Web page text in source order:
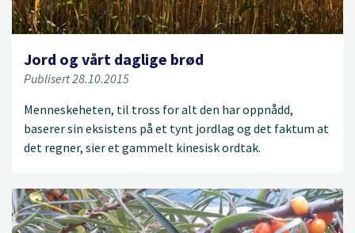
Jord og vårt daglige brød
Publisert 28.10.2015
Menneskeheten, til tross for alt den har oppnådd,
baserer sin eksistens på et tynt jordlag og det faktum at
det regner, sier et gammelt kinesisk ordtak.